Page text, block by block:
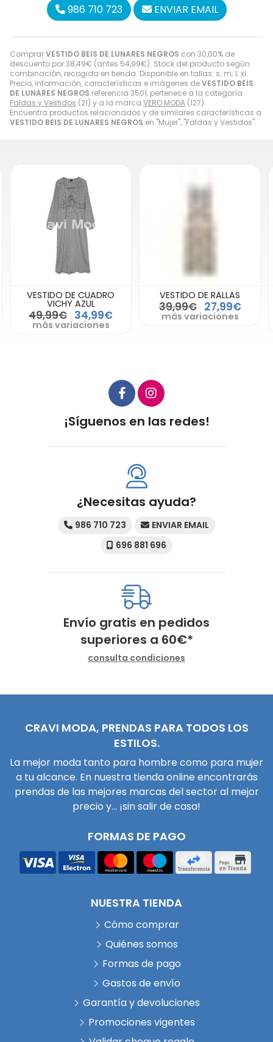
ComprarVESTIDO BEIS DE LUNARES NEGROS con 30,00% de
descuento por38,49€ (antes 54,99€). Stock del producto según
combinación, recogida en tienda. Disponible en tallas: s; m; l; xl.
Precio, información, características e imágenes deVESTIDO BEIS
DE LUNARES NEGROS referencia 3501, pertenece a la categoría
Faldas y Vestidos (21) y a la marca VERO MODA (127).
Encuentra productos relacionados y de similares características a
VESTIDO BEIS DE LUNARES NEGROS en "Mujer", "Faldas y Vestidos".
986 710 723 ENVIAR EMAIL
VESTIDO DE CUADRO
VICHY AZUL
49,99€ 34,99€
más variaciones
VESTIDO DE RALLAS
39,99€ 27,99€
más variaciones
¡Síguenos en las redes!
¿Necesitas ayuda?
986 710 723
ENVIAR EMAIL
696 881 696
Envío gratis en pedidos
superiores a 60€*
consulta condiciones
CRAVI MODA, PRENDAS PARA TODOS LOS
ESTILOS.
La mejor moda tanto para hombre como para mujer
a tu alcance. En nuestra tienda online encontrarás
prendas de las mejores marcas del sector al mejor
precio y... ¡sin salir de casa!
FORMAS DE PAGO
NUESTRA TIENDA
Cómo comprar
Quiénes somos
Formas de pago
Gastos de envío
Garantía y devoluciones
Promociones vigentes